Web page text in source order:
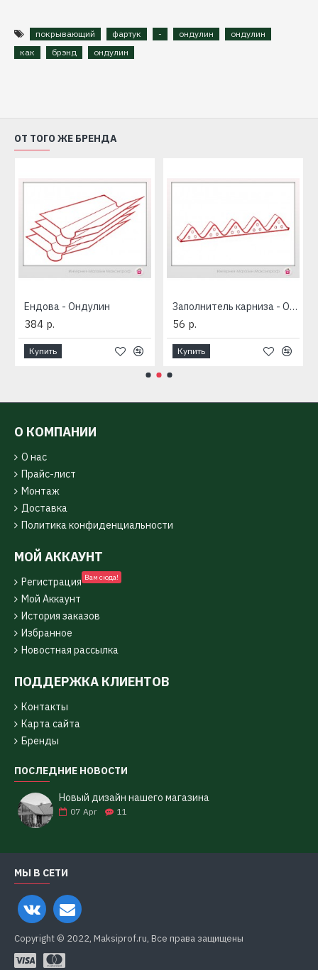
покрывающий фартук - ондулин
ондулин
как
брэнд ондулин
ОТ ТОГО ЖЕ БРЕНДА
Ендова - Ондулин
384 р.
Купить
Заполнитель карниза - Ондулин
56 р.
Купить
О КОМПАНИИ
О нас
Прайс-лист
Монтаж
Доставка
Политика конфиденциальности
МОЙ АККАУНТ
Регистрация Вам сюда!
Мой Аккаунт
История заказов
Избранное
Новостная рассылка
ПОДДЕРЖКА КЛИЕНТОВ
Контакты
Карта сайта
Бренды
ПОСЛЕДНИЕ НОВОСТИ
Новый дизайн нашего магазина
07 Apr 11
МЫ В СЕТИ
Copyright © 2022, Maksiprof.ru, Все права защищены